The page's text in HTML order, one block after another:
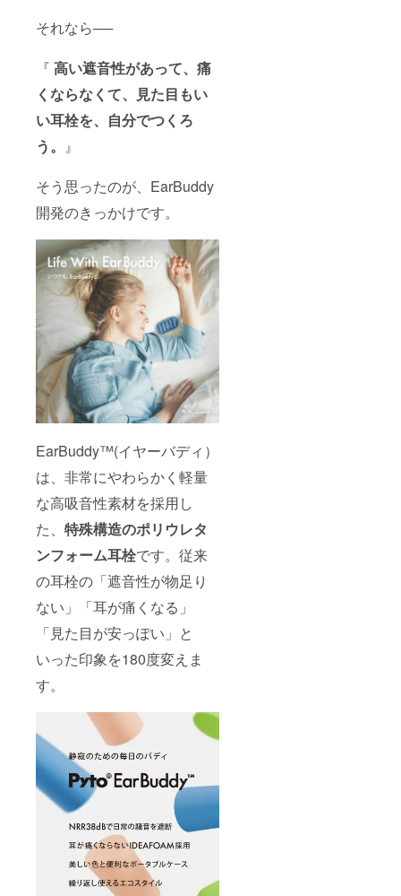
それなら──
『 高い遮音性があって、痛
くならなくて、見た目もい
い耳栓を、自分でつくろ
う。 』
そう思ったのが、EarBuddy
開発のきっかけです。
EarBuddy™(イヤーバディ）
は、非常にやわらかく軽量
な高吸音性素材を採用し
た、 特殊構造のポリウレタ
ンフォーム耳栓です。従来
の耳栓の「遮音性が物足り
ない」「耳が痛くなる」
「見た目が安っぽい」と
いった印象を180度変えま
す。